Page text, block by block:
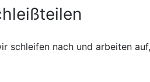
schleifen nach und arbeiten